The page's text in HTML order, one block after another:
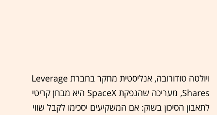
ויולטה טודורובה, אנליסטית מחקר בחברת Leverage
Shares, מעריכה שהנפקת SpaceX היא מבחן קריטי
לתאבון הסיכון בשוק: אם המשקיעים יסכימו לקבל שווי